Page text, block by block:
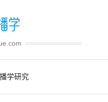
学研究